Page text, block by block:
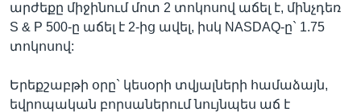
Լեզուներ
արժեքը միջինում մոտ 2 տոկոսով աճել է, մինչդեռ
S & P 500-ը աճել է 2-ից ավել, իսկ NASDAQ-ը` 1.75
տոկոսով:
Երեքշաբթի օրը` կեսօրի տվյալների համաձայն,
եվրոպական բորսաներում նույնպես աճ է